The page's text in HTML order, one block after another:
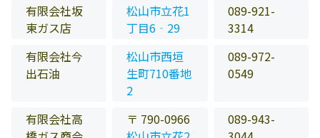
有限会社坂
東ガス店
松山市立花1
丁目6‐29
089-921-
3314
有限会社今
出石油
松山市西垣
生町710番地
2
089-972-
0549
有限会社高
〒 790-0966
089-943-